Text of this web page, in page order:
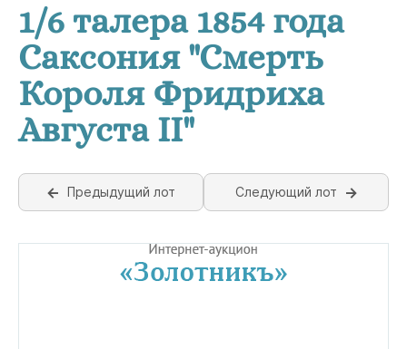
1/6 талера 1854 года
Саксония "Смерть
Короля Фридриха
Августа II"
Предыдущий лот Следующий лот